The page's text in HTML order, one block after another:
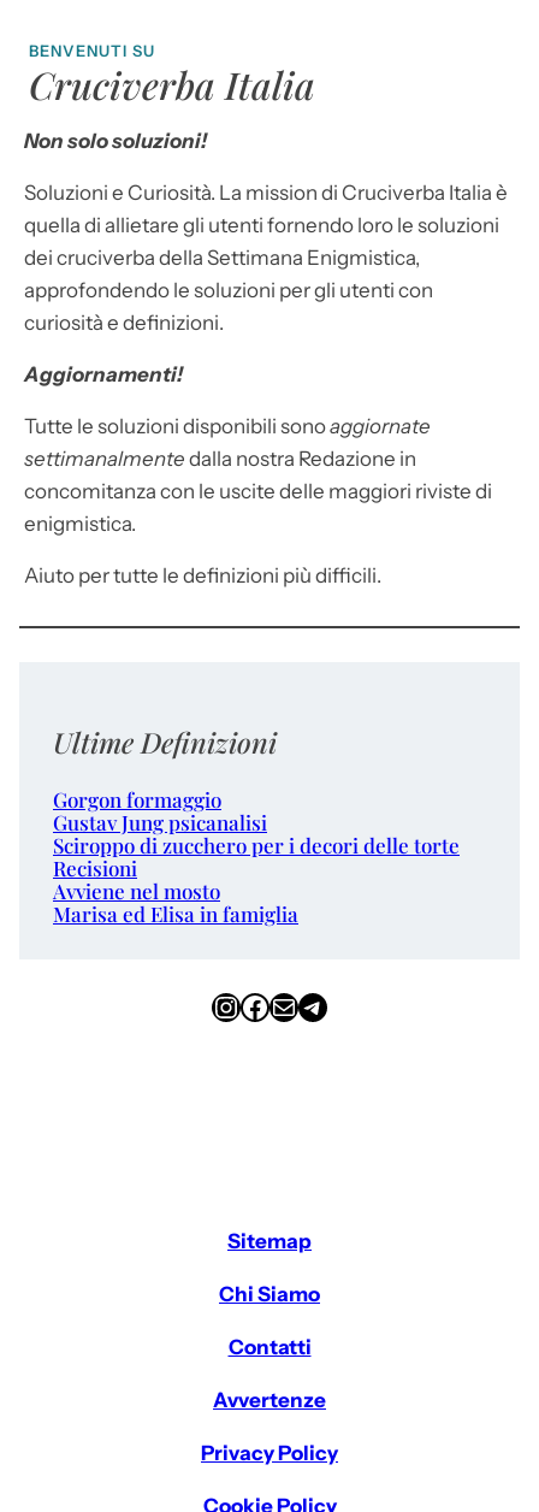
BENVENUTI SU
Cruciverba Italia
Non solo soluzioni!
Soluzioni e Curiosità. La mission di Cruciverba Italia è
quella di allietare gli utenti fornendo loro le soluzioni
dei cruciverba della Settimana Enigmistica,
approfondendo le soluzioni per gli utenti con
curiosità e definizioni.
Aggiornamenti!
Tutte le soluzioni disponibili sonoaggiornate
settimanalmente dalla nostra Redazione in
concomitanza con le uscite delle maggiori riviste di
enigmistica.
Aiuto per tutte le definizioni più difficili.
Ultime Definizioni
Gorgon formaggio
Gustav Jung psicanalisi
Sciroppo di zucchero per i decori delle torte
Recisioni
Avviene nel mosto
Marisa ed Elisa in famiglia
InstagramFacebook Email Telegram
Sitemap
Chi Siamo
Contatti
Avvertenze
Privacy Policy
Cookie Policy